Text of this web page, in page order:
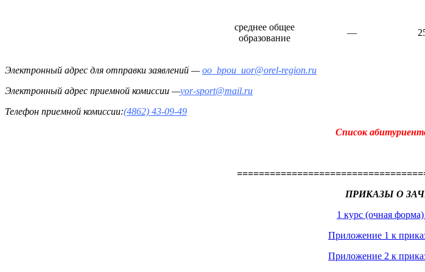
среднее общее
образование
—
Электронный адрес для отправки заявлений — oo_bpou_uor@orel-region.ru
Электронный адрес приемной комиссии —yor-sport@mail.ru
Телефон приемной комиссии:(4862) 43-09-49
Список
ПРИКАЗЫ О
1 курс (очная
Приложение 1 к
Приложение 2 к